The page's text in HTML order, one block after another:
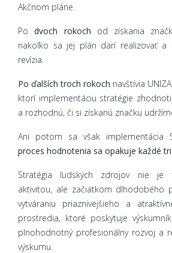
Akčnom pláne.
Podvoch rokoch od získania
nakoľko sa jej plán darí realizovať
revízia.
Po ďalších troch rokoch navštívia UNIZA
ktorí implementáciu stratégie
a rozhodnú, či si získanú značku
Ani potom sa však implementácia
proces hodnotenia sa opakuje každé
Stratégia ľudských zdrojov nie je
aktivitou, ale začiatkom dlhodobého
vytváraniu priaznivejšieho a
prostredia, ktoré poskytuje
plnohodnotný profesionálny rozvoj a
výskumu.